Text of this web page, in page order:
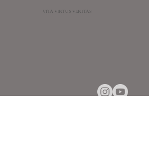
VITA VIRTUS VERITAS